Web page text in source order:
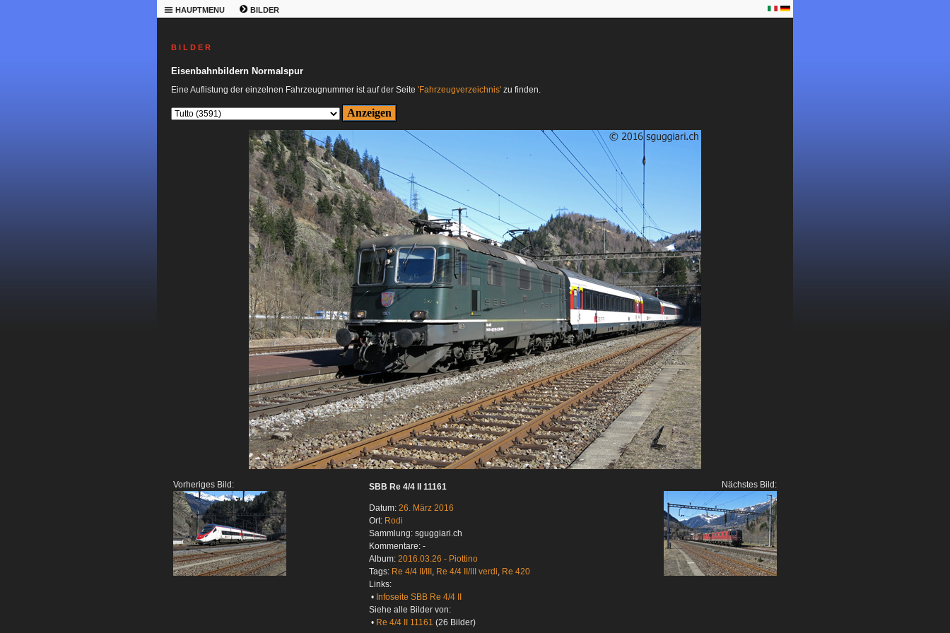
HAUPTMENU BILDER
B I L D E R
Eisenbahnbildern Normalspur
Eine Auflistung der einzelnen Fahrzeugnummer ist auf der Seite 'Fahrzeugverzeichnis' zu finden.
Vorheriges Bild: SBB Re 4/4 II 11161
Datum: 26. März 2016
Ort: Rodi
Sammlung: sguggiari.ch
Kommentare: -
Album: 2016.03.26 - Piottino
Tags: Re 4/4 II/III , Re 4/4 II/III verdi, Re 420
Links:
• Infoseite SBB Re 4/4 II
Siehe alle Bilder von:
• Re 4/4 II 11161 (26 Bilder)
Nächstes Bild: